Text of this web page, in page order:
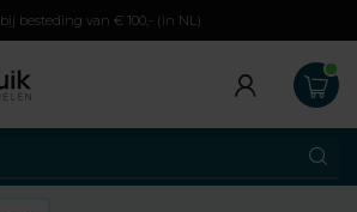
bij besteding van € 100,- (in NL)